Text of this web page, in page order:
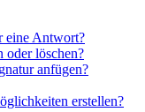
eine Antwort?
oder löschen?
anfügen?
erstellen?